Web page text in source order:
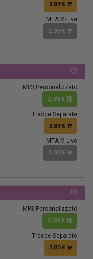
3,89 €
MTA M-Live
2,99 €
MP3 Personalizzato
2,89 €
Tracce Separate
3,89 €
MTA M-Live
2,99 €
MP3 Personalizzato
2,89 €
Tracce Separate
3,89 €